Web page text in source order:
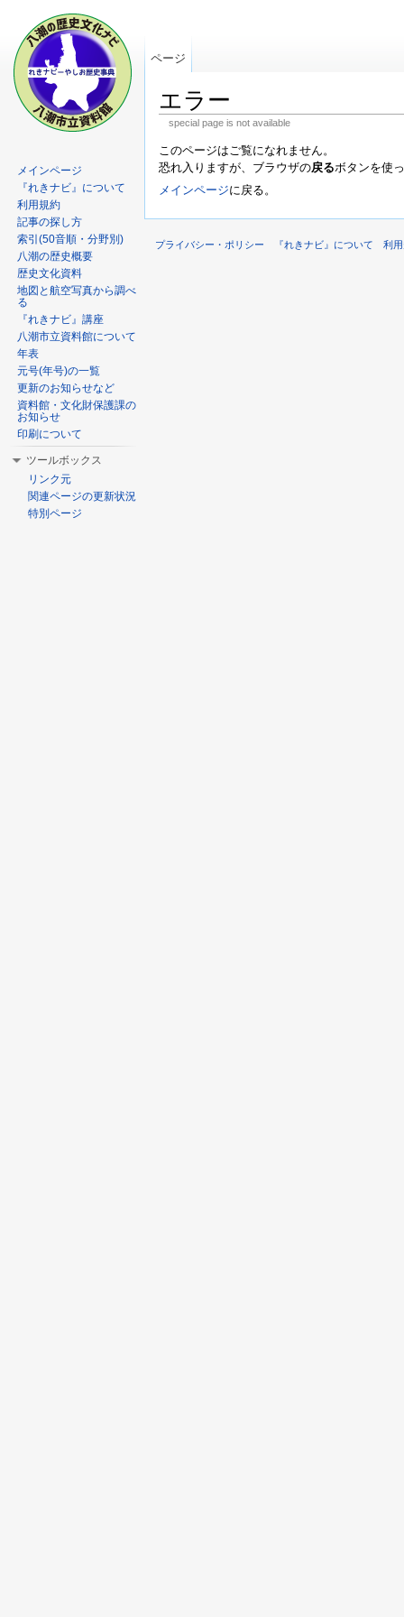
エラー
special page is not available
このページはご覧になれません。
恐れ入りますが、ブラウザの戻るボタンを使
メインページに戻る。
ページ
メインページ
『れきナビ』について
利用規約
記事の探し方
索引(50音順・分野別)
八潮の歴史概要
歴史文化資料
地図と航空写真から調べ
る
『れきナビ』講座
八潮市立資料館について
年表
元号(年号)の一覧
更新のお知らせなど
資料館・文化財保護課の
お知らせ
印刷について
ツールボックス
リンク元
関連ページの更新状況
特別ページ
プライバシー・ポリシー 『れきナビ』について 利